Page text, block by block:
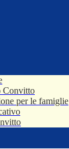
Convitto
per le famiglie